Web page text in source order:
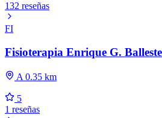
132 reseñas
FI
Fisioterapia Enrique G.
A 0.35 km
5
1 reseñas